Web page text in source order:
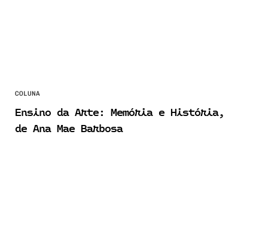
COLUNA
Ensino da Arte: Memória e História,
de Ana Mae Barbosa